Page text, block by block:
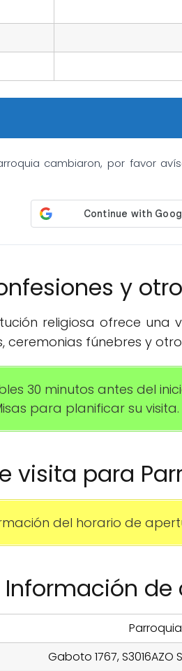
cambiaron, por favor
y
religiosa ofrece una
fúnebres y
30 minutos antes del
para planificar su visita.
visita para
del horario de
Información
Gaboto 1767,